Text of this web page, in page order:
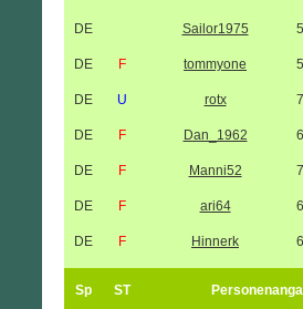
DE Sailor1975
DE F tommyone
DE U rotx
DE F Dan_1962
DE F Manni52
DE F ari64
DE F Hinnerk
Sp ST